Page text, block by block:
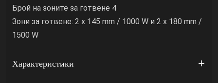
Брой на зоните за готвене 4
Зони за готвене: 2 x 145 mm / 1000 W и 2 x 180 mm /
1500 W
Характеристики